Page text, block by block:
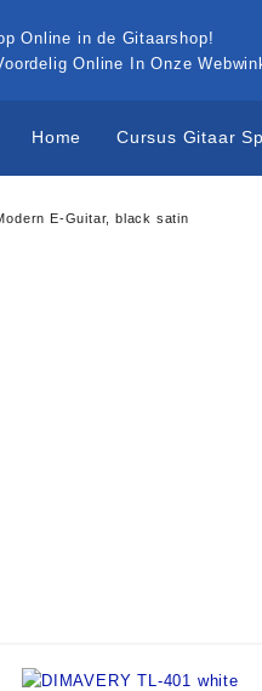
Online In Onze
Home Cursus Gitaar
E-Guitar, black satin